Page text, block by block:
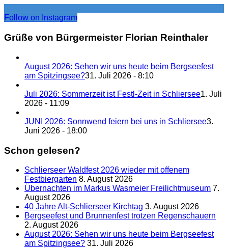
Follow on Instagram
Grüße von Bürgermeister Florian Reinthaler
August 2026: Sehen wir uns heute beim Bergseefest
am Spitzingsee?31. Juli 2026 - 8:10
Juli 2026: Sommerzeit ist Festl-Zeit in Schliersee1. Juli
2026 - 11:09
JUNI 2026: Sonnwend feiern bei uns in Schliersee3.
Juni 2026 - 18:00
Schon gelesen?
Schlierseer Waldfest 2026 wieder mit offenem
Festbiergarten 8. August 2026
Übernachten im Markus Wasmeier Freilichtmuseum 7.
August 2026
40 Jahre Alt-Schlierseer Kirchtag 3. August 2026
Bergseefest und Brunnenfest trotzen Regenschauern
2. August 2026
August 2026: Sehen wir uns heute beim Bergseefest
am Spitzingsee? 31. Juli 2026